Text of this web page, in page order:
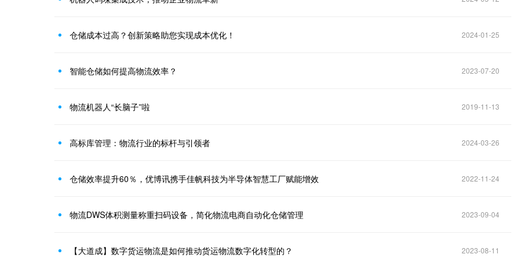
仓储成本过高？创新策略助您实现成本优化！ 2024-01-25
智能仓储如何提高物流效率？ 2023-07-20
物流机器人“长脑子”啦 2019-11-13
高标库管理：物流行业的标杆与引领者 2024-03-26
仓储效率提升60％，优博讯携手佳帆科技为半导体智慧工厂赋能增效 2022-11-24
物流DWS体积测量称重扫码设备，简化物流电商自动化仓储管理 2023-09-04
【大道成】数字货运物流是如何推动货运物流数字化转型的？ 2023-08-11